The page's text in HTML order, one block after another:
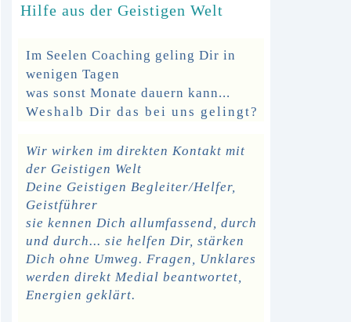
Hilfe aus der Geistigen Welt
Im Seelen Coaching geling Dir in
wenigen Tagen
was sonst Monate dauern kann...
Weshalb Dir das bei uns gelingt?
Wir wirken im direkten Kontakt mit
der Geistigen Welt
Deine Geistigen Begleiter/Helfer,
Geistführer
sie kennen Dich allumfassend, durch
und durch... sie helfen Dir, stärken
Dichohne Umweg. Fragen, Unklares
werden direkt Medial beantwortet,
Energien geklärt.